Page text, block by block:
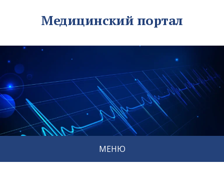
Медицинский портал
МЕНЮ